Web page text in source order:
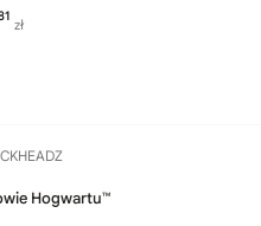
zł
Hogwartu™